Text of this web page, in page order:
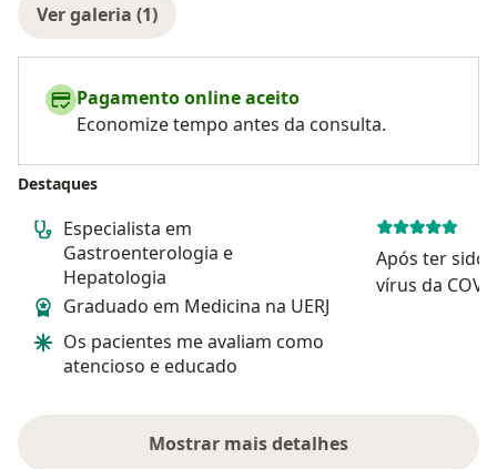
Ver galeria (1)
Pagamento online aceito
Economize tempo antes da consulta.
Destaques
Especialista em
Gastroenterologia e
Hepatologia
Graduado em Medicina na UERJ
Os pacientes me avaliam como
atencioso e educado
Após ter sido
vírus da
Mostrar mais detalhes
sobre a experiência